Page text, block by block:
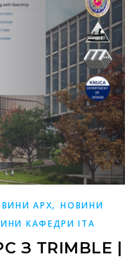
АРХ,НОВИНИ
КАФЕДРИ ІТА
TRIMBLE |